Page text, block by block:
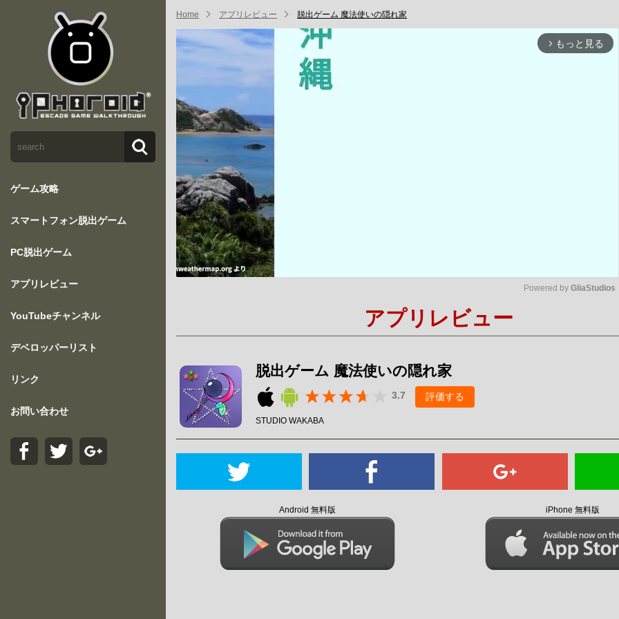
ゲーム攻略
スマートフォン脱出ゲーム
PC脱出ゲーム
アプリレビュー
YouTubeチャンネル
デベロッパーリスト
リンク
お問い合わせ
Home アプリレビュー 脱出ゲーム 魔法使いの隠れ家
arrow_forward_ios もっと見る
Powered by GliaStudios
アプリレビュー
脱出ゲーム 魔法使いの隠れ家
3.7 評価する
STUDIO WAKABA
Android 無料版 iPhone 無料版